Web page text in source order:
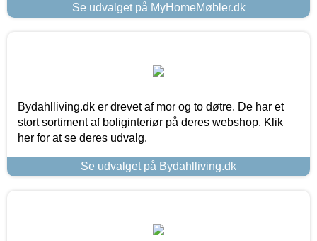
Se udvalget på MyHomeMøbler.dk
Bydahlliving.dk er drevet af mor og to døtre. De har et
stort sortiment af boliginteriør på deres webshop. Klik
her for at se deres udvalg.
Se udvalget på Bydahlliving.dk